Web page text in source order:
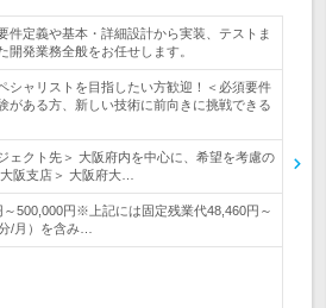
件定義や基本・詳細設計から実装、テストま
開発業務全般をお任せします。
シャリストを目指したい方歓迎！＜必須要件
がある方、新しい技術に前向きに挑戦できる
ェクト先＞ 大阪府内を中心に、希望を考慮の
阪支店＞ 大阪府大…
～500,000円※上記には固定残業代48,460円～
/月）を含み…